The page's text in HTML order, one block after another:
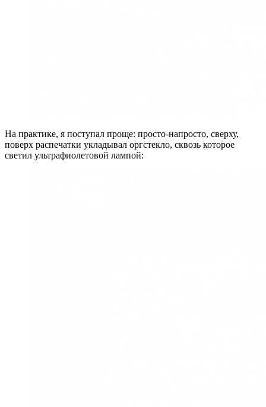
На практике, я поступал проще: просто-напросто, сверху,
поверх распечатки укладывал оргстекло, сквозь которое
светил ультрафиолетовой лампой: